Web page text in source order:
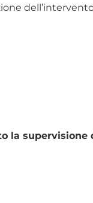
la supervisione